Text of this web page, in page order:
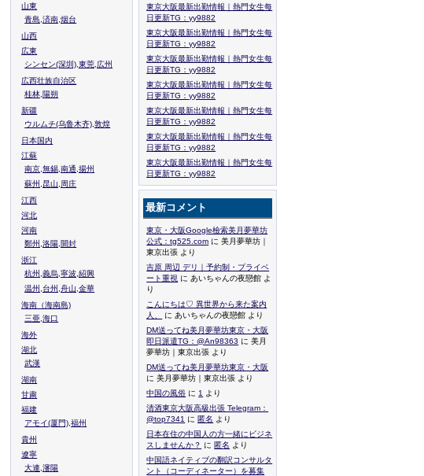
山東
青島,済南,烟台
山西
広東
シンセン(深圳),東莞,広州
広西壮族自治区
桂林,陽朔
新疆
ウルムチ(乌鲁木齐),敦煌
日本国内
江蘇
南京,無錫,南通,揚州
蘇州,昆山,周庄
江西
河北
河南
鄭州,洛陽,開封
浙江
杭州,義烏,寧波,紹興
温州,台州,舟山,金華
海南（海南島)
三亜,海口
海外
湖北
武漢
湖南
甘粛
福建
アモイ(厦門),福州
貴州
遼寧
大連,瀋陽
東京大阪最新出勤情報｜熱門女生每
日更新TG：yy9882
東京大阪最新出勤情報｜熱門女生每
日更新TG：yy9882
東京大阪最新出勤情報｜熱門女生每
日更新TG：yy9882
東京大阪最新出勤情報｜熱門女生每
日更新TG：yy9882
東京大阪最新出勤情報｜熱門女生每
日更新TG：yy9882
東京大阪最新出勤情報｜熱門女生每
日更新TG：yy9882
東京大阪最新出勤情報｜熱門女生每
日更新TG：yy9882
最新コメント
東京・大阪Google檢索美月夢華坊
公式：tg525.com に 美月夢華坊｜
東京出張 より
吉原 周辺 デリ｜予約制・プライベ
ート重視 に あいちゃんの夜戀館 よ
り
こんにちは♡ 異世界から来た案内
人、
に あいちゃんの夜戀館 より
DM送ってね美月夢華坊東京・大阪
即日派遣TG：@An98363 に 美月
夢華坊｜東京出張 より
DM送ってね美月夢華坊東京・大阪
に 美月夢華坊｜東京出張 より
中国の風俗 に 1
より
清酒東京大阪高級出張 Telegram：
@top7341 に 匿名 より
日本在住の中国人の方一緒にビジネ
スしませんか？ に 匿名 より
中国語ネイティブの翻訳コンサルタ
ント（コーディネーター）を募集